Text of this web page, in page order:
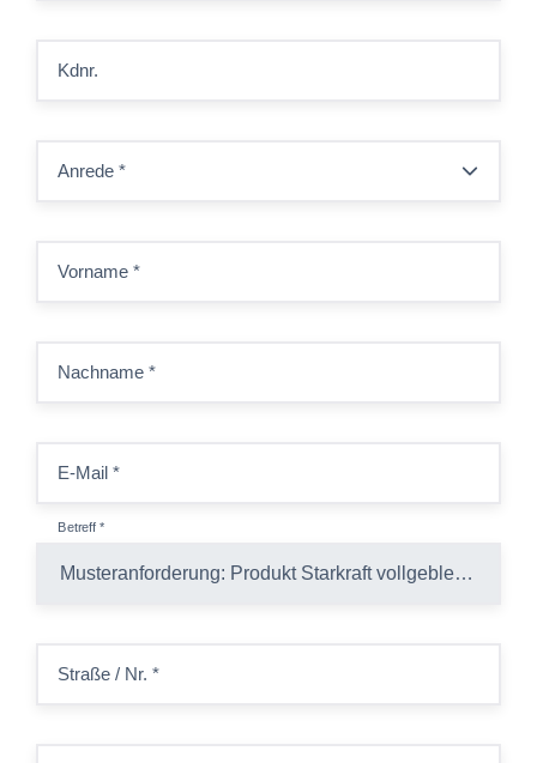
Kdnr.
Anrede *
Vorname *
Nachname *
E-Mail *
Betreff*
Straße / Nr. *